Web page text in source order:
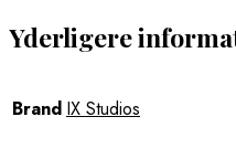
Yderligere
Brand IX Studios